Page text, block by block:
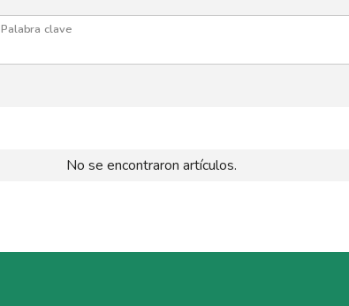
Palabra clave
No se encontraron artículos.